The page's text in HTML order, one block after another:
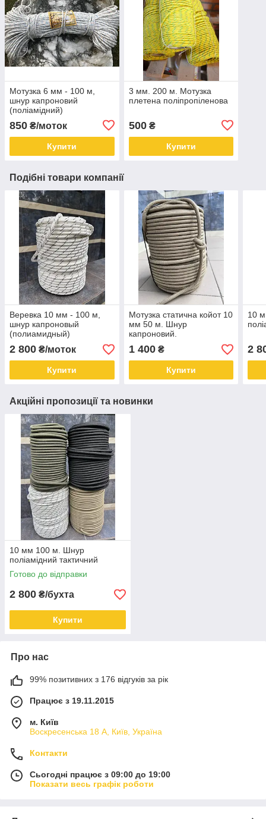
Мотузка 6 мм - 100 м,
шнур капроновий
(поліамідний)
850 ₴/моток
Купити
3 мм. 200 м. Мотузка
плетена поліпропіленова
500₴
Купити
Подібні товари компанії
Веревка 10 мм - 100 м,
шнур капроновый
(полиамидный)
2 800 ₴/моток
Купити
Мотузка статична койот 10
мм 50 м. Шнур
капроновий.
1 400₴
Купити
10
2
Акційні пропозиції та новинки
10 мм 100 м. Шнур
поліамідний тактичний
Готово до відправки
2 800 ₴/бухта
Купити
Про нас
99% позитивних з 176 відгуків за рік
Працює з 19.11.2015
м. Київ
Воскресенська 18 А, Київ, Україна
Контакти
Сьогодні працює з 09:00 до 19:00
Показати весь графік роботи